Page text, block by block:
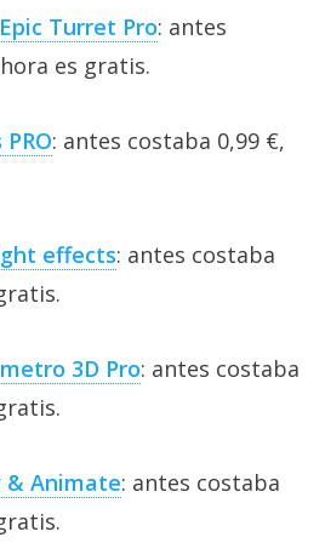
Turret Pro: antes
es gratis.
: antes costaba 0,99 €,
effects: antes costaba
3D Pro: antes costaba
& Animate: antes costaba